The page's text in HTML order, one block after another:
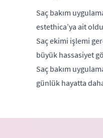
Saç bakım
estethica’ya ait
Saç ekimi işlemi
büyük hassasiyet
Saç bakım
günlük hayatta